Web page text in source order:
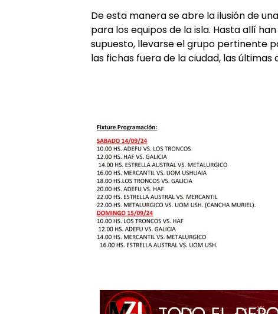
De esta manera se abre la ilusión de
para los equipos de la isla. Hasta allí
supuesto, llevarse el grupo pertinente
las fichas fuera de la ciudad, las últimas